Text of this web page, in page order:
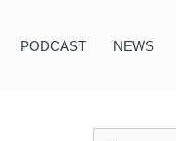
PODCAST NEWS